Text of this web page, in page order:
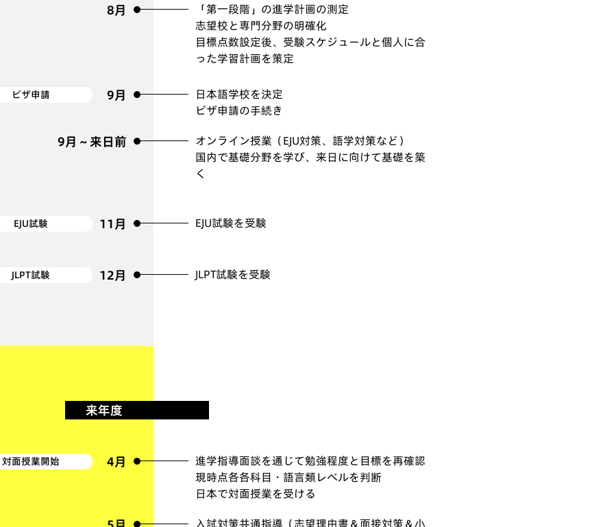
8月
「第一段階」の進学計画の測定
志望校と専門分野の明確化
目標点数設定後、受験スケジュールと個人に合
った学習計画を策定
ビザ申請 9月
日本語学校を決定
ビザ申請の手続き
9月～来日前
オンライン授業（EJU対策、語学対策など）
国内で基礎分野を学び、来日に向けて基礎を築
く
EJU試験 11月 EJU試験を受験
JLPT試験 12月 JLPT試験を受験
来年度
対面授業開始 4月
進学指導面談を通じて勉強程度と目標を再確認
現時点各各科目・語言類レベルを判断
日本で対面授業を受ける
入試対策共通指導（志望理由書＆面接対策＆小